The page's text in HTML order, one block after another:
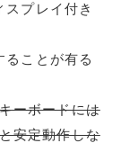
プレイ付き
ることが有る
ーボードには
安定動作しな